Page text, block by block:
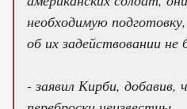
необходимую
об их задействовании не
- заявил Кирби, добавив,